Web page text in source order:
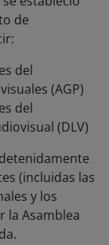
de
del
(AGP)
del
(DLV)
(incluidas las
y los
la Asamblea